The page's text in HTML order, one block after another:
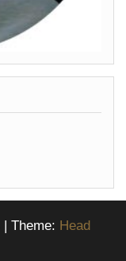
| Theme: Head